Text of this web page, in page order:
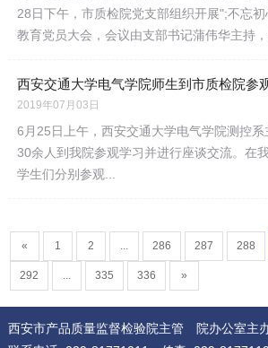
28日下午，市质检院党支部组织开展";不忘
教育党员大会，会议由支部书记蒲伟华主持，
西安交通大学电气学院师生到市质检院参
2019年07月03日
6月25日上午，西安交通大学电气学院测控
30余人到我院参观学习并进行座谈交流。在
学生们分别参观...
« 1 2 ... 286 287 288
292 ... 335 336 »
西安市产品质量监督检验院主管
院办公室主